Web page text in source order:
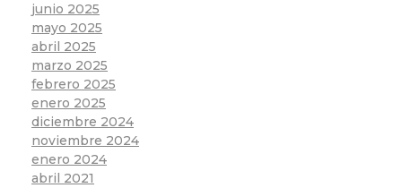
junio 2025
mayo 2025
abril 2025
marzo 2025
febrero 2025
enero 2025
diciembre 2024
noviembre 2024
enero 2024
abril 2021